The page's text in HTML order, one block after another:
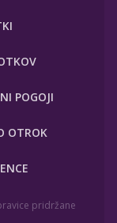
POGOJI
OTROK
pridržane